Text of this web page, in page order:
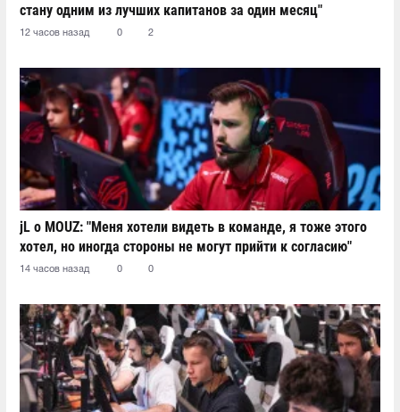
стану одним из лучших капитанов за один месяц"
12 часов назад 0 2
jL о MOUZ: "Меня хотели видеть в команде, я тоже этого
хотел, но иногда стороны не могут прийти к согласию"
14 часов назад 0 0